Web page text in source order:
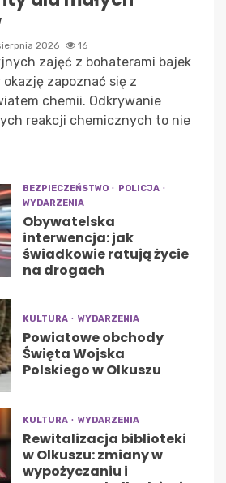
2026 16
zajęć z bohaterami bajek
okazję zapoznać się z
chemii. Odkrywanie
reakcji chemicznych to nie
BEZPIECZEŃSTWO
POLICJA
WYDARZENIA
Obywatelska
interwencja: jak
świadkowie ratują życie
na drogach
KULTURA WYDARZENIA
Powiatowe obchody
Święta Wojska
Polskiego w Olkuszu
KULTURA WYDARZENIA
Rewitalizacja biblioteki
w Olkuszu: zmiany w
wypożyczaniu i